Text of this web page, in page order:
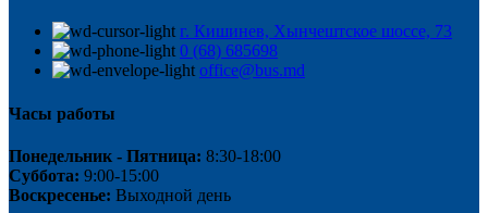
г. Кишинев, Хынчештское шоссе, 73
0 (68) 685698
office@bus.md
Часы работы
Понедельник - Пятница: 8:30-18:00
Суббота: 9:00-15:00
Воскресенье: Выходной день